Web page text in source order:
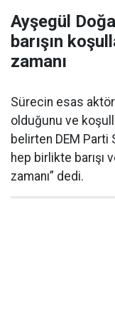
Ayşegül
barışın
zamanı
Sürecin esas
olduğunu ve
belirten DEM Parti
hep birlikte barışı
zamanı” dedi.